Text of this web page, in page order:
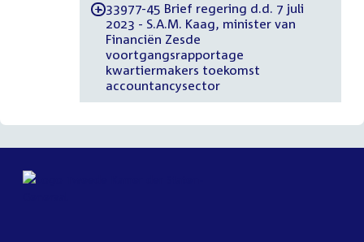
-33977-45 Brief regering d.d. 7 juli
2023 - S.A.M. Kaag, minister van
Financiën Zesde
voortgangsrapportage
kwartiermakers toekomst
accountancysector